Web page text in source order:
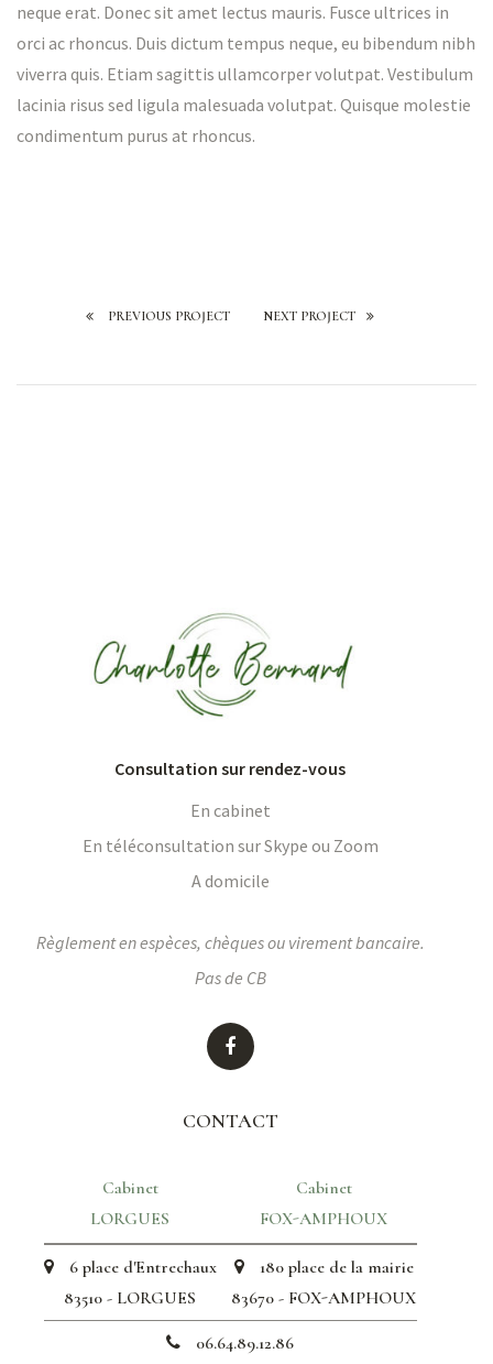
neque erat. Donec sit amet lectus mauris. Fusce ultrices in
orci ac rhoncus. Duis dictum tempus neque, eu bibendum nibh
viverra quis. Etiam sagittis ullamcorper volutpat. Vestibulum
lacinia risus sed ligula malesuada volutpat. Quisque molestie
condimentum purus at rhoncus.
PREVIOUS PROJECT NEXT PROJECT
Consultation sur rendez-vous
En cabinet
En téléconsultation sur Skype ou Zoom
A domicile
Règlement en espèces, chèques ou virement bancaire.
Pas de CB
CONTACT
Cabinet
LORGUES
Cabinet
FOX-AMPHOUX
6 place d'Entrechaux
83510 - LORGUES
180 place de la mairie
83670 - FOX-AMPHOUX
06.64.89.12.86